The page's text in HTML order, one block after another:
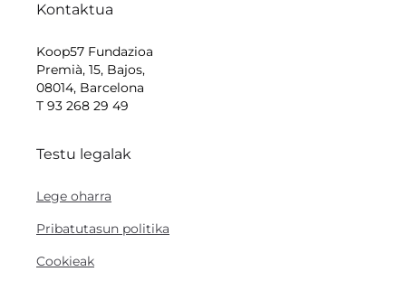
Kontaktua
Koop57 Fundazioa
Premià, 15, Bajos,
08014, Barcelona
T 93 268 29 49
Testu legalak
Lege oharra
Pribatutasun politika
Cookieak